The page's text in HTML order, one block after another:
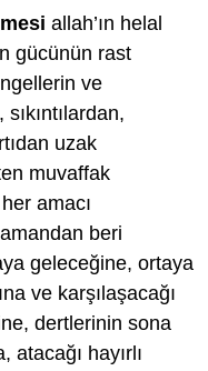
allah’ın helal
gücünün rast
ve
uzak
muvaffak
amacı
beri
geleceğine, ortaya
ve karşılaşacağı
dertlerinin sona
hayırlı